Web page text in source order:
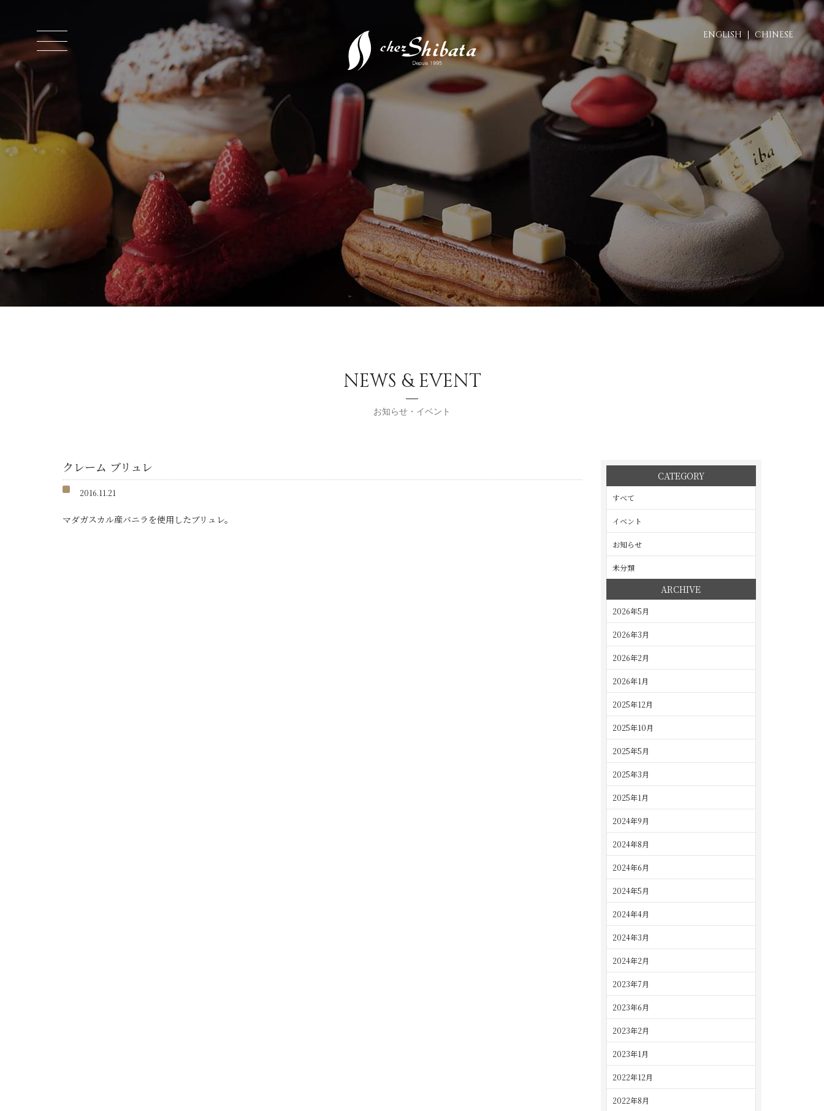
ENGLISH CHINESE
NEWS & EVENT
お知らせ・イベント
クレーム ブリュレ
2016.11.21
マダガスカル産バニラを使用したブリュレ。
CATEGORY
すべて
イベント
お知らせ
未分類
ARCHIVE
2026年5月
2026年3月
2026年2月
2026年1月
2025年12月
2025年10月
2025年5月
2025年3月
2025年1月
2024年9月
2024年8月
2024年6月
2024年5月
2024年4月
2024年3月
2024年2月
2023年7月
2023年6月
2023年2月
2023年1月
2022年12月
2022年8月